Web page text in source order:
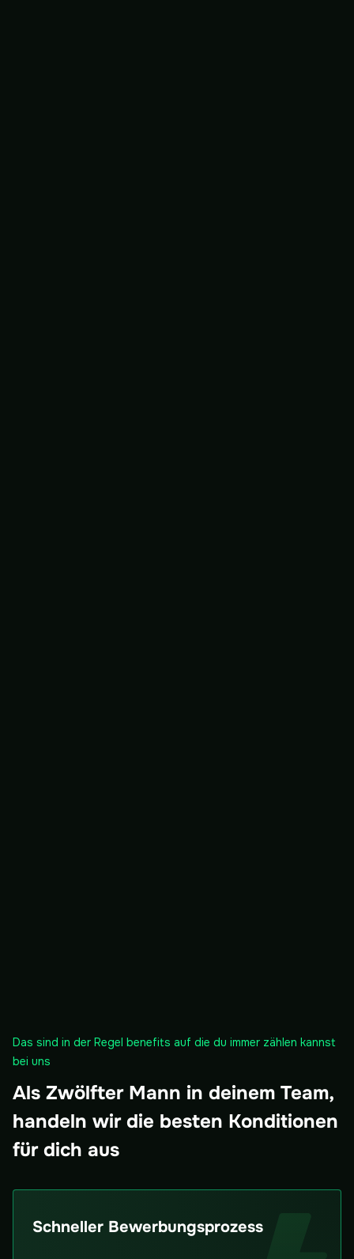
Das sind in der Regel benefits auf die du immer zählen kannst
bei uns
Als Zwölfter Mann in deinem Team,
handeln wir die besten Konditionen
für dich aus
Schneller Bewerbungsprozess